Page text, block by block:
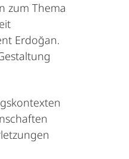
zum Thema
Erdoğan.